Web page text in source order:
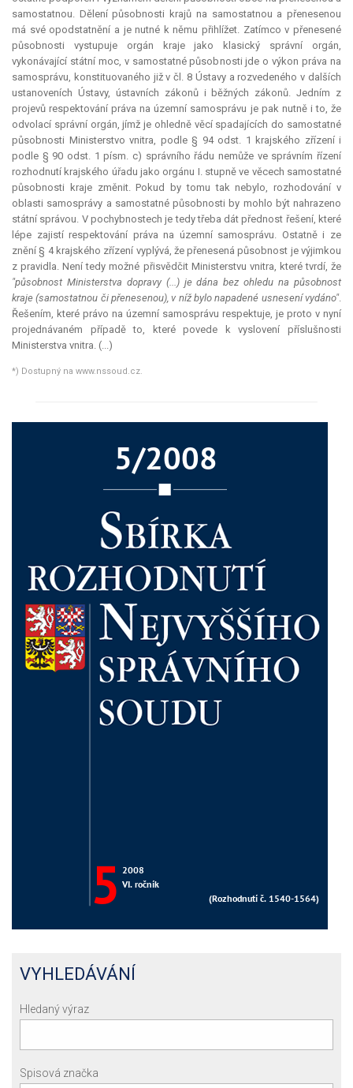
samostatnou. Dělení působnosti krajů na samostatnou a přenesenou
má své opodstatnění a je nutné k němu přihlížet. Zatímco v přenesené
působnosti vystupuje orgán kraje jako klasický správní orgán,
vykonávající státní moc, v samostatné působnosti jde o výkon práva na
samosprávu, konstituovaného již v čl. 8 Ústavy a rozvedeného v dalších
ustanoveních Ústavy, ústavních zákonů i běžných zákonů. Jedním z
projevů respektování práva na územní samosprávu je pak nutně i to, že
odvolací správní orgán, jímž je ohledně věcí spadajících do samostatné
působnosti Ministerstvo vnitra, podle § 94 odst. 1 krajského zřízení i
podle § 90 odst. 1 písm. c) správního řádu nemůže ve správním řízení
rozhodnutí krajského úřadu jako orgánu I. stupně ve věcech samostatné
působnosti kraje změnit. Pokud by tomu tak nebylo, rozhodování v
oblasti samosprávy a samostatné působnosti by mohlo být nahrazeno
státní správou. V pochybnostech je tedy třeba dát přednost řešení, které
lépe zajistí respektování práva na územní samosprávu. Ostatně i ze
znění § 4 krajského zřízení vyplývá, že přenesená působnost je výjimkou
z pravidla. Není tedy možné přisvědčit Ministerstvu vnitra, které tvrdí, že
"působnost Ministerstva dopravy (...) je dána bez ohledu na působnost
kraje (samostatnou či přenesenou), v níž bylo napadené usnesení vydáno".
Řešením, které právo na územní samosprávu respektuje, je proto v nyní
projednávaném případě to, které povede k vyslovení příslušnosti
Ministerstva vnitra. (...)
*) Dostupný na www.nssoud.cz.
VYHLEDÁVÁNÍ
Hledaný výraz
Spisová značka